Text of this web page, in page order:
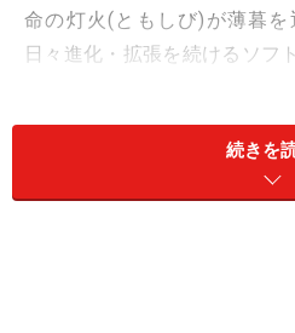
命の灯火(ともしび)が薄暮を
日々進化・拡張を続けるソフ
は歴史に残る対局を、独特の
す。いわく「でん(のう)せ
もどっちでもええやないか」
続きを